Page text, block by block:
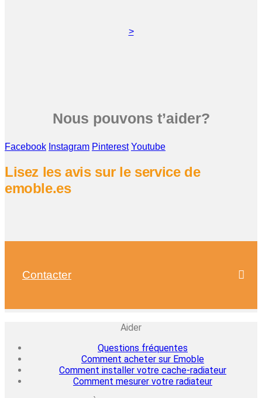
>
Nous pouvons t’aider?
Facebook Instagram Pinterest Youtube
Lisez les avis sur le service de
emoble.es
Contacter
Aider
Questions fréquentes
Comment acheter sur Emoble
Comment installer votre cache-radiateur
Comment mesurer votre radiateur